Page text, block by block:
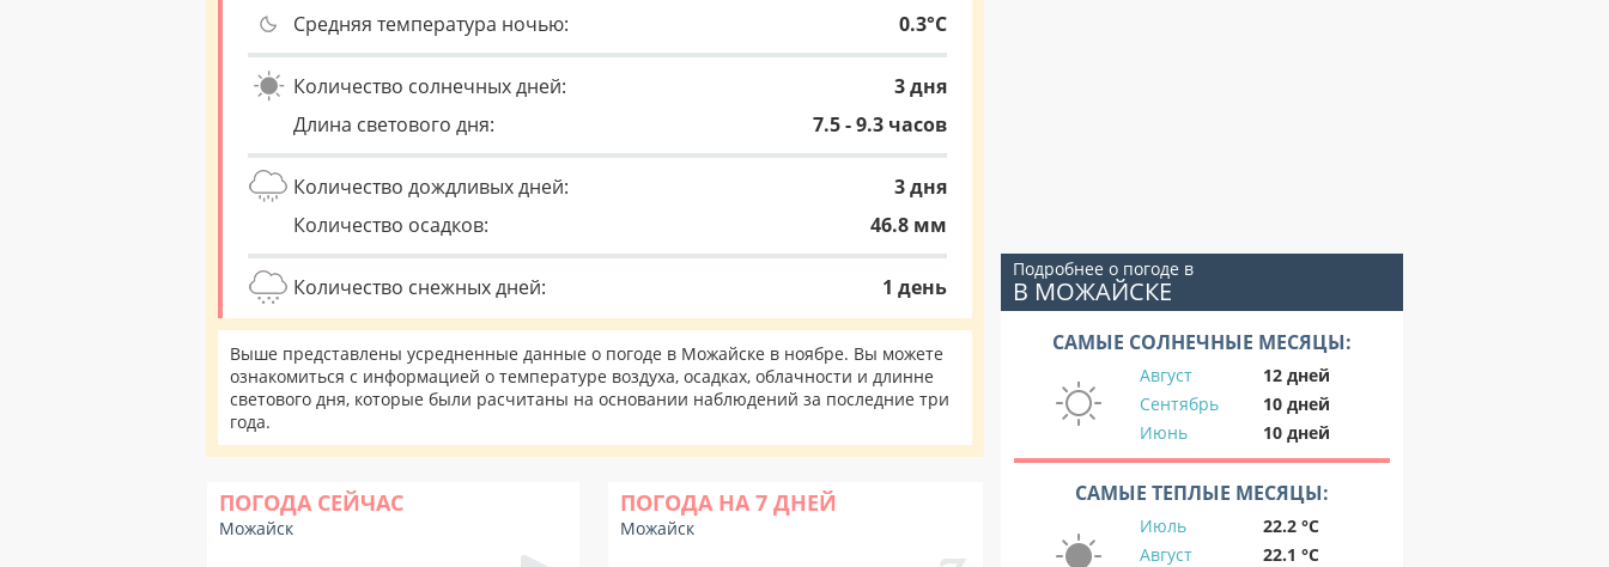
Средняя температура ночью:
0.3°C
Количество солнечных дней:
3 дня
Длина светового дня:
7.5 - 9.3 часов
Количество дождливых дней:
3 дня
Количество осадков:
46.8 мм
Количество снежных дней: 1 день
Выше представлены усредненные данные о погоде в Можайске в ноябре. Вы можете
ознакомиться с информацией о температуре воздуха, осадках, облачности и длинне
светового дня, которые были расчитаны на основании наблюдений за последние три
года.
ПОГОДА СЕЙЧАС
Можайск
ПОГОДА НА 7 ДНЕЙ
Можайск
Подробнее о погоде в
В МОЖАЙСКЕ
САМЫЕ СОЛНЕЧНЫЕ МЕСЯЦЫ:
Август
12 дней
Сентябрь
10 дней
Июнь
10 дней
САМЫЕ ТЕПЛЫЕ МЕСЯЦЫ:
Июль
22.2 °C
Август
22.1 °C